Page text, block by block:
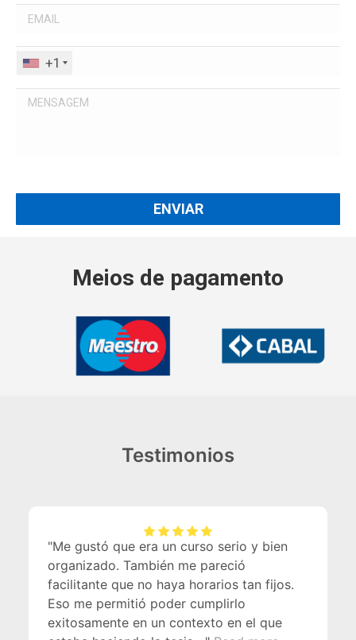
+1
Meios de pagamento
Testimonios
Me gustó que era un curso serio y bien
organizado. También me pareció
facilitante que no haya horarios tan fijos.
Eso me permitió poder cumplirlo
exitosamente en un contexto en el que